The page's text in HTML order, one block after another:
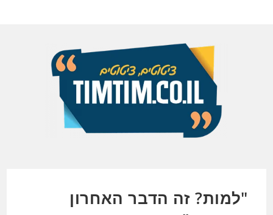
"למות? זה הדבר האחרון